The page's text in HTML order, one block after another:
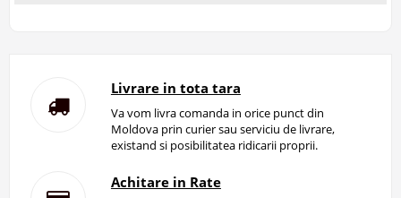
Livrare in tota tara
Va vom livra comanda in orice punct din
Moldova prin curier sau serviciu de livrare,
existand si posibilitatea ridicarii proprii.
Achitare in Rate